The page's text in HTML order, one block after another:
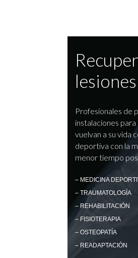
lesiones
Profesionales de
instalaciones
vuelvan a su vida
deportiva con la
menor tiempo
– MEDICINA
– TRAUMATOLOGÍA
– REHABILITACIÓN
– FISIOTERAPIA
– OSTEOPATÍA
– READAPTACIÓN